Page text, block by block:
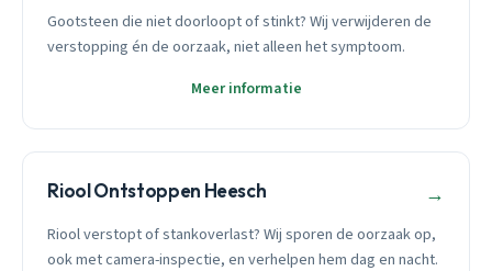
Gootsteen die niet doorloopt of stinkt? Wij verwijderen de
verstopping én de oorzaak, niet alleen het symptoom.
Meer informatie
Riool Ontstoppen Heesch →
Riool verstopt of stankoverlast? Wij sporen de oorzaak op,
ook met camera-inspectie, en verhelpen hem dag en nacht.